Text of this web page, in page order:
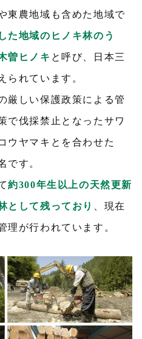
東農地域も含めた地域で
た地域のヒノキ林のう
曽ヒノキ と呼び、日本三
られています。
厳しい保護政策による管
で伐採禁止となったサワ
ウヤマキとを合わせた
です。
約300年生以上の天然更新
として残っており 、現在
理が行われています。